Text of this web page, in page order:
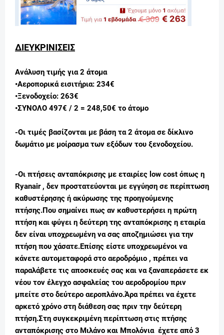
ΔΙΕΥΚΡΙΝΙΣΕΙΣ
Ανάλυση τιμής για 2 άτομα
•Αεροπορικά εισιτήρια: 234€
•Ξενοδοχείο: 263€
•ΣΥΝΟΛΟ 497€ / 2 = 248,50€ το άτομο
-Οι τιμές βασίζονται με βάση τα 2 άτομα σε δίκλινο
δωμάτιο με μοίρασμα των εξόδων του ξενοδοχείου.
-Οι πτήσεις ανταπόκρισης με εταιρίες low cost όπως η
Ryanair , δεν προστατεύονται με εγγύηση σε περίπτωση
καθυστέρησης ή ακύρωσης της προηγούμενης
πτήσης.Που σημαίνει πως αν καθυστερήσει η πρώτη
πτήση και φύγει η δεύτερη της ανταπόκρισης η εταιρία
δεν είναι υποχρεωμένη να σας αποζημιώσει για την
πτήση που χάσατε.Επίσης είστε υποχρεωμένοι να
κάνετε αυτομεταφορά στο αεροδρόμιο , πρέπει να
παραλάβετε τις αποσκευές σας και να ξαναπεράσετε εκ
νέου τον έλεγχο ασφαλείας του αεροδρομίου πριν
μπείτε στο δεύτερο αεροπλάνο.Άρα πρέπει να έχετε
αρκετό χρόνο στη διάθεση σας πριν την δεύτερη
πτήση.Στη συγκεκριμένη περίπτωση στις πτήσης
ανταπόκρισης στο Μιλάνο και Μπολόνια έχετε από 3